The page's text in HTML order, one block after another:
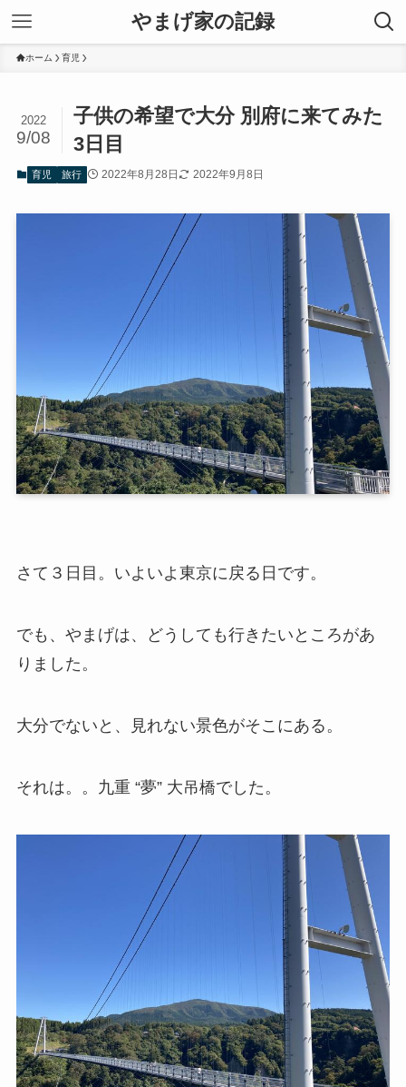
やまげ家の記録
ホーム 育児
子供の希望で大分 別府に来てみた
3日目
2022
9/08
育児 旅行 2022年8月28日 2022年9月8日
さて３日目。いよいよ東京に戻る日です。
でも、やまげは、どうしても行きたいところがあ
りました。
大分でないと、見れない景色がそこにある。
それは。。九重 “夢” 大吊橋でした。